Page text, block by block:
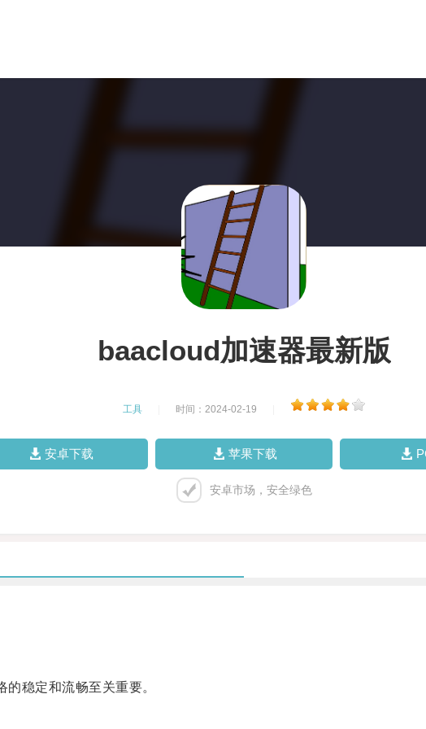
baacloud加速器最新版
工具 时间：2024-02-19
安卓下载 苹果下载
安卓市场，安全绿色
稳定和流畅至关重要。